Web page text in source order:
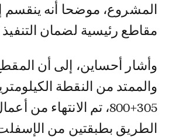
المشروع، موضحا أنه ينقسم
مقاطع رئيسية لضمان التنفيذ
وأشار أحساين، إلى أن
305+800، تم الانتهاء من
الطريق بطبقتين من